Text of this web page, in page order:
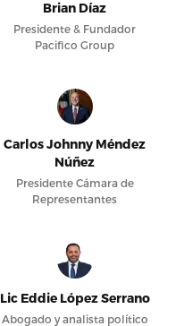
Brian Díaz
Presidente & Fundador
Pacifico Group
Carlos Johnny Méndez
Núñez
Presidente Cámara de
Representantes
Lic Eddie López Serrano
Abogado y analista político